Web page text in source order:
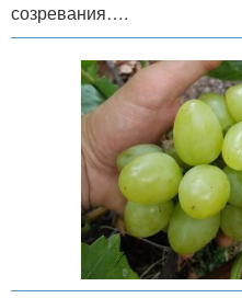
созревания….